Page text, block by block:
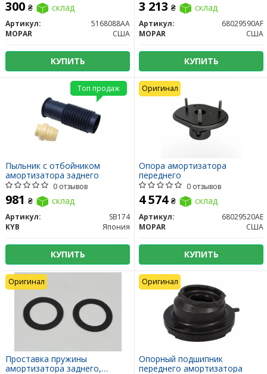
300 ₴ склад
Артикул:
5168088AA
MOPAR
США
КУПИТЬ
3 213 ₴ склад
Артикул:
68029590AF
MOPAR
США
КУПИТЬ
Пыльник с отбойником
амортизатора заднего
0 отзывов
981 ₴ склад
Артикул:
SB174
KYB
Япония
КУПИТЬ
Топ продаж
Опора амортизатора
переднего
0 отзывов
4 574 ₴ склад
Артикул:
68029520AE
MOPAR
США
КУПИТЬ
Оригинал
Проставка пружины
амортизатора заднего,
Оригинал
Опорный подшипник
переднего амортизатора
Оригинал